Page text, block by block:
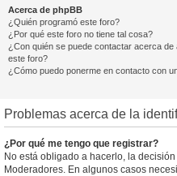
Acerca de phpBB
¿Quién programó este foro?
¿Por qué este foro no tiene tal cosa?
¿Con quién se puede contactar acerca
este foro?
¿Cómo puedo ponerme en contacto con
Problemas acerca de la
¿Por qué me tengo que registrar?
No está obligado a hacerlo, la
Moderadores. En algunos casos